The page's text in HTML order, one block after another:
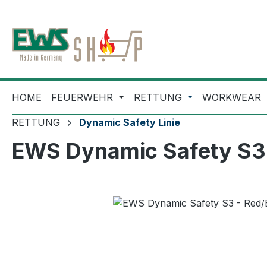
HOME FEUERWEHR RETTUNG WORKWEAR
RETTUNG Dynamic Safety Linie
EWS Dynamic Safety